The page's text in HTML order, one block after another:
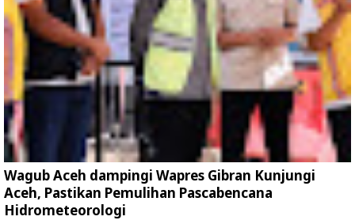
Wagub Aceh dampingi Wapres Gibran Kunjungi
Aceh, Pastikan Pemulihan Pascabencana
Hidrometeorologi